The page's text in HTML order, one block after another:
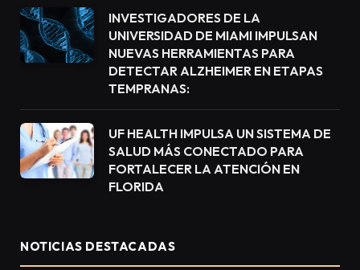
INVESTIGADORES DE LA
UNIVERSIDAD DE MIAMI IMPULSAN
NUEVAS HERRAMIENTAS PARA
DETECTAR ALZHEIMER EN ETAPAS
TEMPRANAS:
UF HEALTH IMPULSA UN SISTEMA DE
SALUD MÁS CONECTADO PARA
FORTALECER LA ATENCIÓN EN
FLORIDA
NOTICIAS DESTACADAS